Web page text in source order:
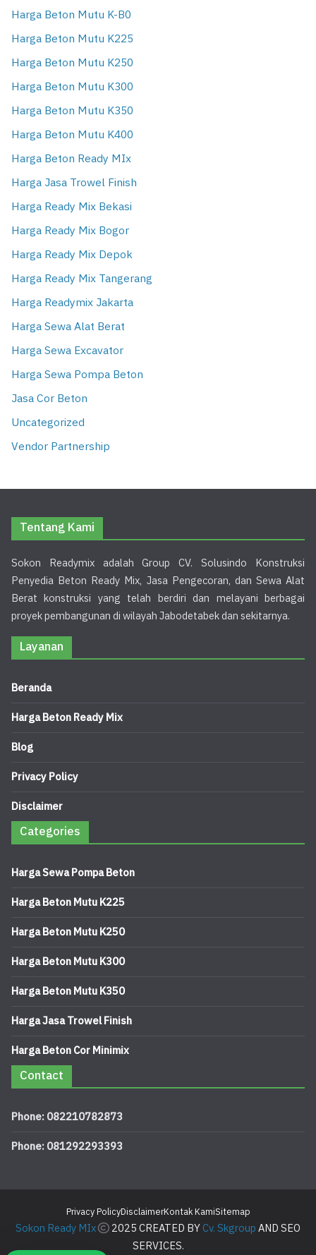
Harga Beton Mutu K-B0
Harga Beton Mutu K225
Harga Beton Mutu K250
Harga Beton Mutu K300
Harga Beton Mutu K350
Harga Beton Mutu K400
Harga Beton Ready MIx
Harga Jasa Trowel Finish
Harga Ready Mix Bekasi
Harga Ready Mix Bogor
Harga Ready Mix Depok
Harga Ready Mix Tangerang
Harga Readymix Jakarta
Harga Sewa Alat Berat
Harga Sewa Excavator
Harga Sewa Pompa Beton
Jasa Cor Beton
Uncategorized
Vendor Partnership
Tentang Kami
Sokon Readymix adalah Group CV. Solusindo Konstruksi
Penyedia Beton Ready Mix, Jasa Pengecoran, dan Sewa Alat
Berat konstruksi yang telah berdiri dan melayani berbagai
proyek pembangunan di wilayah Jabodetabek dan sekitarnya.
Layanan
Beranda
Harga Beton Ready Mix
Blog
Privacy Policy
Disclaimer
Categories
Harga Sewa Pompa Beton
Harga Beton Mutu K225
Harga Beton Mutu K250
Harga Beton Mutu K300
Harga Beton Mutu K350
Harga Jasa Trowel Finish
Harga Beton Cor Minimix
Contact
Phone: 082210782873
Phone: 081292293393
Privacy PolicyDisclaimerKontak KamiSitemap
Sokon Ready MIx 2025 CREATED BYCv. SkgroupAND SEO
SERVICES.